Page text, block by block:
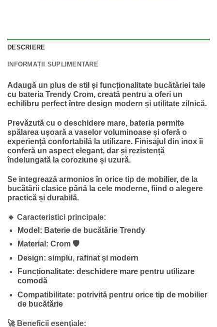
DESCRIERE
INFORMAȚII SUPLIMENTARE
Adaugă un plus de stil și funcționalitate bucătăriei tale
cu bateria Trendy Crom, creată pentru a oferi un
echilibru perfect între design modern și utilitate zilnică.
Prevăzută cu o deschidere mare, bateria permite
spălarea ușoară a vaselor voluminoase și oferă o
experiență confortabilă la utilizare. Finisajul din inox îi
conferă un aspect elegant, dar și rezistență
îndelungată la coroziune și uzură.
Se integrează armonios în orice tip de mobilier, de la
bucătării clasice până la cele moderne, fiind o alegere
practică și durabilă.
🔹 Caracteristici principale:
Model: Baterie de bucătărie Trendy
Material: Crom 🛡
Design: simplu, rafinat și modern
Funcționalitate: deschidere mare pentru utilizare
comodă
Compatibilitate: potrivită pentru orice tip de mobilier
de bucătărie
🚀 Beneficii esențiale: